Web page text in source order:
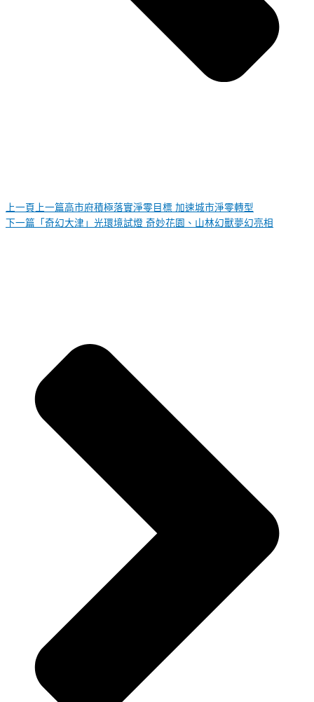
上一頁 上一篇高市府積極落實淨零目標 加速城市淨零轉型
下一篇 「奇幻大津」光環境試燈 奇妙花園、山林幻獸夢幻亮相